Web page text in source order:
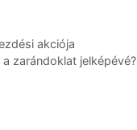
akciója
zarándoklat jelképévé?